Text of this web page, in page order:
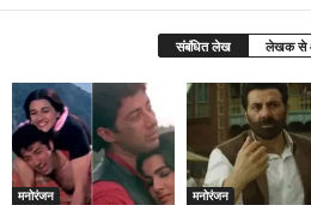
संबंधित लेख लेखक से
मनोरंजन मनोरंजन